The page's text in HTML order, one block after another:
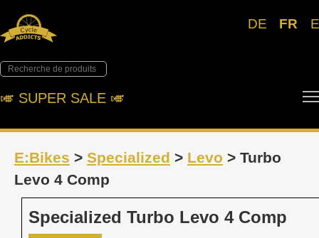
DE FR
🎺︎ SUPER SALE 🎺︎
E:Bikes > Specialized > Levo > Turbo
Levo 4 Comp
Specialized Turbo Levo 4 Comp